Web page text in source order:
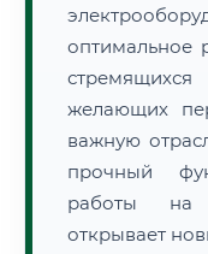
оптимальное
желающих
важную
прочный
работы на
открывает